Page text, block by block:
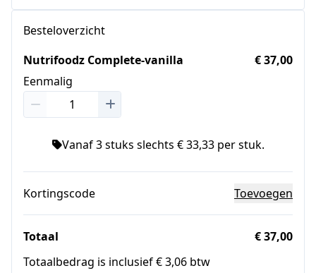
Besteloverzicht
Nutrifoodz Complete-vanilla
Eenmalig
€ 37,00
Vanaf 3 stuks slechts € 33,33 per stuk.
Kortingscode Toevoegen
Totaal
€ 37,00
Totaalbedrag is inclusief € 3,06 btw